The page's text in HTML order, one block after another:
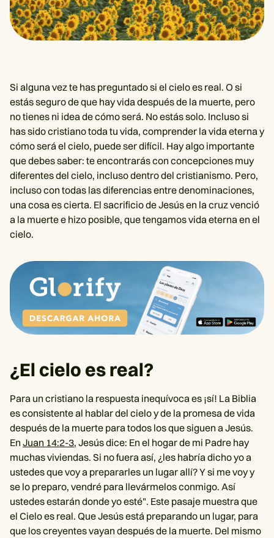
Si alguna vez te has preguntado si el cielo es real. O si
estás seguro de que hay vida después de la muerte, pero
no tienes ni idea de cómo será. No estás solo. Incluso si
has sido cristiano toda tu vida, comprender la vida eterna y
cómo será el cielo, puede ser difícil. Hay algo importante
que debes saber: te encontrarás con concepciones muy
diferentes del cielo, incluso dentro del cristianismo. Pero,
incluso con todas las diferencias entre denominaciones,
una cosa es cierta. El sacrificio de Jesús en la cruz venció
a la muerte e hizo posible, que tengamos vida eterna en el
cielo.
¿El cielo es real?
Para un cristiano la respuesta inequívoca es ¡sí! La Biblia
es consistente al hablar del cielo y de la promesa de vida
después de la muerte para todos los que siguen a Jesús.
En Juan 14:2-3, Jesús dice: En el hogar de mi Padre hay
muchas viviendas. Si no fuera así, ¿les habría dicho yo a
ustedes que voy a prepararles un lugar allí? Y si me voy y
se lo preparo, vendré para llevármelos conmigo. Así
ustedes estarán donde yo esté". Este pasaje muestra que
el Cielo es real. Que Jesús está preparando un lugar, para
que los creyentes vayan después de la muerte. Del mismo